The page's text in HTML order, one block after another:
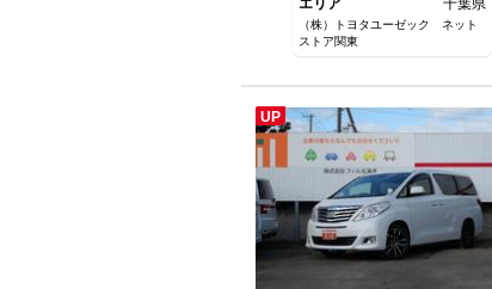
（株）トヨタユーゼック ネット
ストア関東
UP